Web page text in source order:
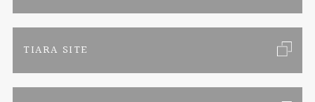
エタニティリング
婚約ネックレス
TIARA SITE